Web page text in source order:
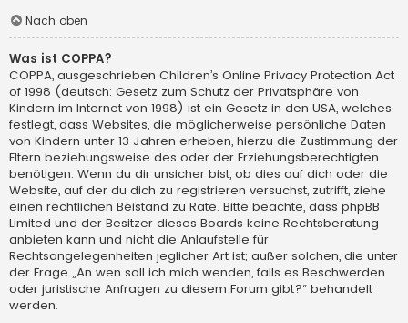
Nach oben
Was ist COPPA?
COPPA, ausgeschrieben Children’s Online Privacy Protection Act
of 1998 (deutsch: Gesetz zum Schutz der Privatsphäre von
Kindern im Internet von 1998) ist ein Gesetz in den USA, welches
festlegt, dass Websites, die möglicherweise persönliche Daten
von Kindern unter 13 Jahren erheben, hierzu die Zustimmung der
Eltern beziehungsweise des oder der Erziehungsberechtigten
benötigen. Wenn du dir unsicher bist, ob dies auf dich oder die
Website, auf der du dich zu registrieren versuchst, zutrifft, ziehe
einen rechtlichen Beistand zu Rate. Bitte beachte, dass phpBB
Limited und der Besitzer dieses Boards keine Rechtsberatung
anbieten kann und nicht die Anlaufstelle für
Rechtsangelegenheiten jeglicher Art ist; außer solchen, die unter
der Frage „An wen soll ich mich wenden, falls es Beschwerden
oder juristische Anfragen zu diesem Forum gibt?“ behandelt
werden.